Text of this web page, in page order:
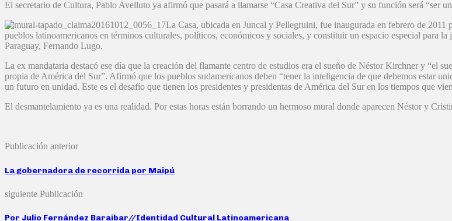
El secretario de Cultura, Pablo Avelluto ya afirmó que pasará a llamarse “Casa Creativa del Sur” y su función será “ser
La Casa, ubicada en Juncal y Pellegruini, fue inaugurada en febrero de
pueblos latinoamericanos en términos culturales, políticos, económicos y sociales, y constituir un espacio especial para
Paraguay, Fernando Lugo.
La ex mandataria destacó ese día que la creación del flamante centro de estudios era el sueño de Néstor Kirchner y “el
propia de América del Sur”. Afirmó que los pueblos sudamericanos deben “tener la inteligencia de que debemos estar
un futuro en unidad. Este es el desafío que tienen los presidentes y presidentas de América del Sur en los tiempos que
El desmantelamiento ya es una realidad. Por estas horas están borrando un hermoso mural donde aparecen Néstor y
Publicación anterior
La gobernadora de recorrida por Maipú
siguiente Publicación
Por Julio Fernández Baraibar//Identidad Cultural Latinoamericana